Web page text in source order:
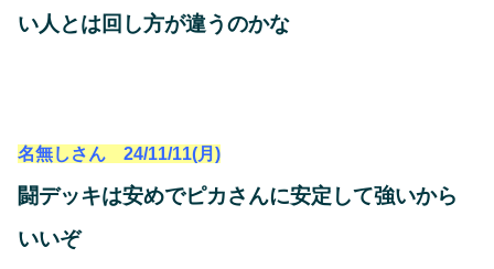
い人とは回し方が違うのかな
名無しさん 24/11/11(月)
闘デッキは安めでピカさんに安定して強いから
いいぞ